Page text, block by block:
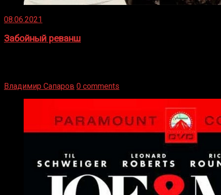
08.06.2021
Забойный реванш
Владимир Сапаров 0 comments